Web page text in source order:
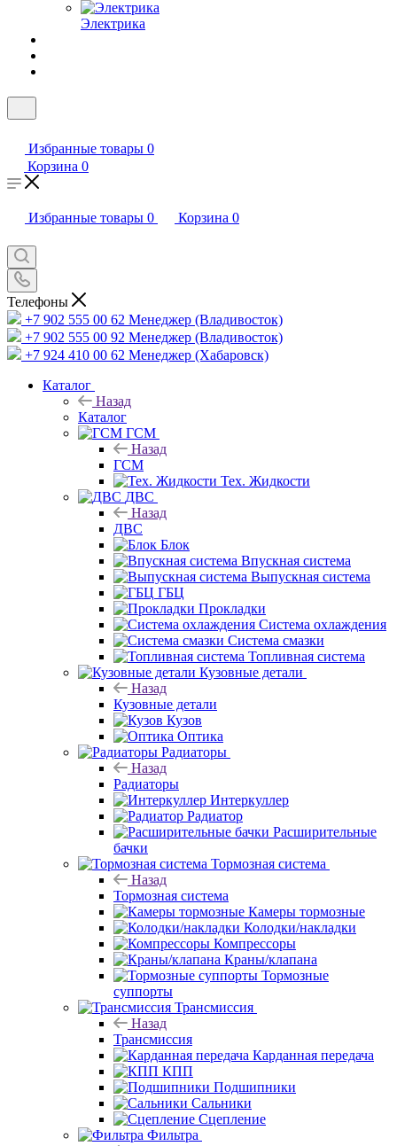
Электрика
Избранные товары 0
Корзина 0
Избранные товары 0 Корзина 0
Телефоны
+7 902 555 00 62 Менеджер (Владивосток)
+7 902 555 00 92 Менеджер (Владивосток)
+7 924 410 00 62 Менеджер (Хабаровск)
Каталог
Назад
Каталог
ГСМ
Назад
ГСМ
Тех. Жидкости
ДВС
Назад
ДВС
Блок
Впускная система
Выпускная система
ГБЦ
Прокладки
Система охлаждения
Система смазки
Топливная система
Кузовные детали
Назад
Кузовные детали
Кузов
Оптика
Радиаторы
Назад
Радиаторы
Интеркуллер
Радиатор
Расширительные
бачки
Тормозная система
Назад
Тормозная система
Камеры тормозные
Колодки/накладки
Компрессоры
Краны/клапана
Тормозные
суппорты
Трансмиссия
Назад
Трансмиссия
Карданная передача
КПП
Подшипники
Сальники
Сцепление
Фильтра